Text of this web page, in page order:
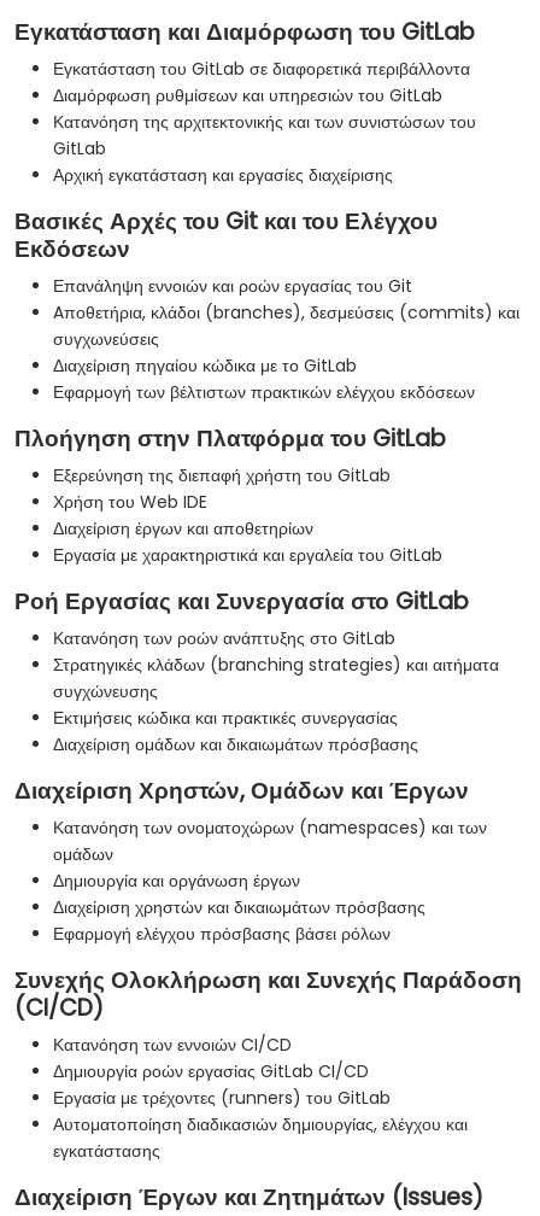
Εγκατάσταση και Διαμόρφωση του GitLab
Εγκατάσταση του GitLab σε διαφορετικά περιβάλλοντα
Διαμόρφωση ρυθμίσεων και υπηρεσιών του GitLab
Κατανόηση της αρχιτεκτονικής και των συνιστώσων του
GitLab
Αρχική εγκατάσταση και εργασίες διαχείρισης
Βασικές Αρχές του Git και του Ελέγχου
Εκδόσεων
Επανάληψη εννοιών και ροών εργασίας του Git
Aποθετήρια, κλάδοι (branches), δεσμεύσεις (commits) και
συγχωνεύσεις
Διαχείριση πηγαίου κώδικα με το GitLab
Εφαρμογή των βέλτιστων πρακτικών ελέγχου εκδόσεων
Πλοήγηση στην Πλατφόρμα του GitLab
Εξερεύνηση της διεπαφή χρήστη του GitLab
Χρήση του Web IDE
Διαχείριση έργων και αποθετηρίων
Εργασία με χαρακτηριστικά και εργαλεία του GitLab
Ροή Εργασίας και Συνεργασία στο GitLab
Κατανόηση των ροών ανάπτυξης στο GitLab
Στρατηγικές κλάδων (branching strategies) και αιτήματα
συγχώνευσης
Εκτιμήσεις κώδικα και πρακτικές συνεργασίας
Διαχείριση ομάδων και δικαιωμάτων πρόσβασης
Διαχείριση Χρηστών, Ομάδων και Έργων
Κατανόηση των ονοματοχώρων (namespaces) και των
ομάδων
Δημιουργία και οργάνωση έργων
Διαχείριση χρηστών και δικαιωμάτων πρόσβασης
Εφαρμογή ελέγχου πρόσβασης βάσει ρόλων
Συνεχής Ολοκλήρωση και Συνεχής Παράδοση
(CI/CD)
Κατανόηση των εννοιών CI/CD
Δημιουργία ροών εργασίας GitLab CI/CD
Εργασία με τρέχοντες (runners) του GitLab
Αυτοματοποίηση διαδικασιών δημιουργίας, ελέγχου και
εγκατάστασης
Διαχείριση Έργων και Ζητημάτων (Issues)